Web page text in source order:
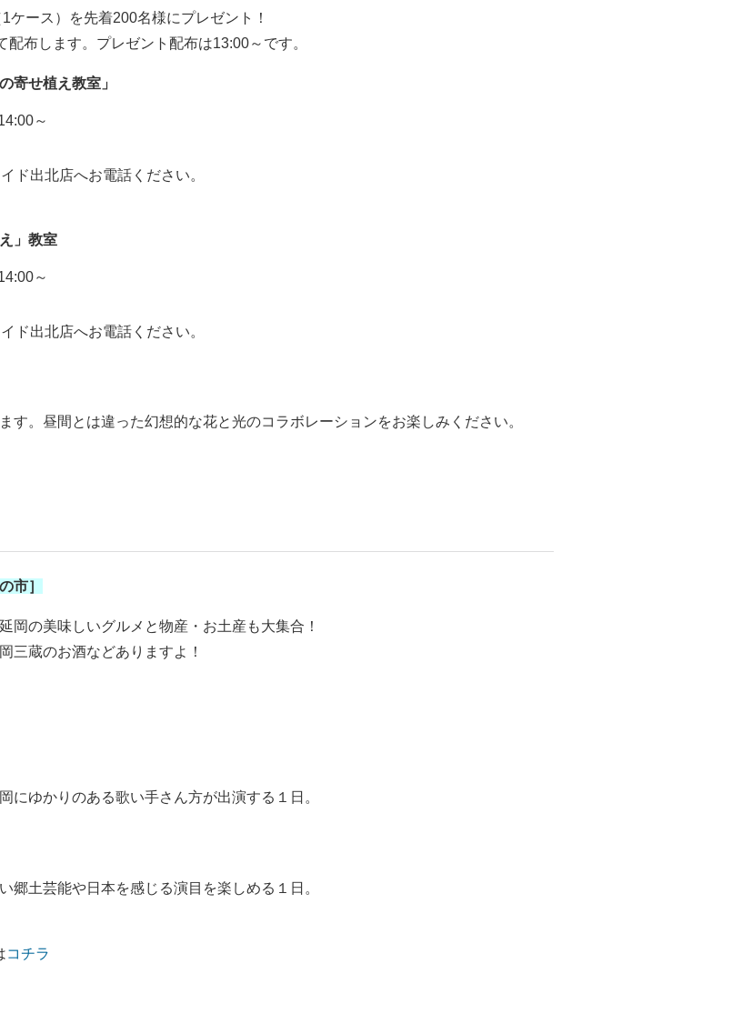
ース）を先着200名様にプレゼント！
布します。プレゼント配布は13:00～です。
寄せ植え教室」
～
出北店へお電話ください。
」教室
～
出北店へお電話ください。
す。昼間とは違った幻想的な花と光のコラボレーションをお楽しみください。
市］
の美味しいグルメと物産・お土産も大集合！
三蔵のお酒などありますよ！
にゆかりのある歌い手さん方が出演する１日。
郷土芸能や日本を感じる演目を楽しめる１日。
コチラ